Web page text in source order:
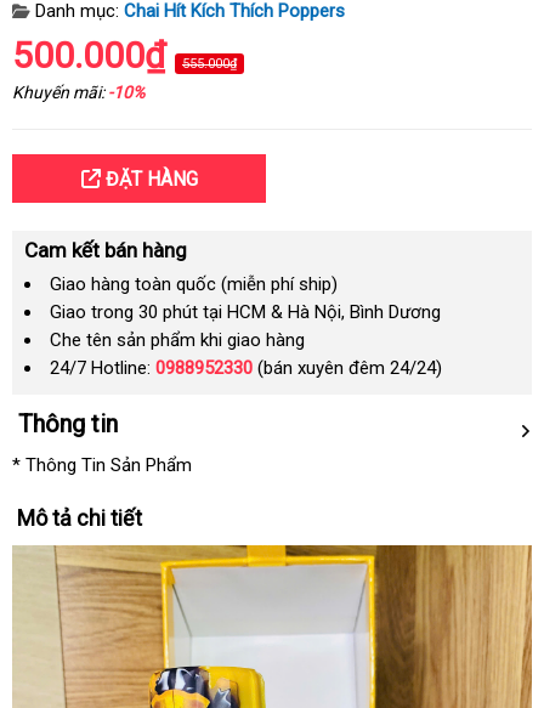
Danh mục: Chai Hít Kích Thích Poppers
500.000₫ 555.000₫
Khuyến mãi:-10%
ĐẶT HÀNG
Cam kết bán hàng
Giao hàng toàn quốc (miễn phí ship)
Giao trong 30 phút tại HCM & Hà Nội, Bình Dương
Che tên sản phẩm khi giao hàng
24/7 Hotline: 0988952330 (bán xuyên đêm 24/24)
Thông tin
* Thông Tin Sản Phẩm
Mô tả chi tiết